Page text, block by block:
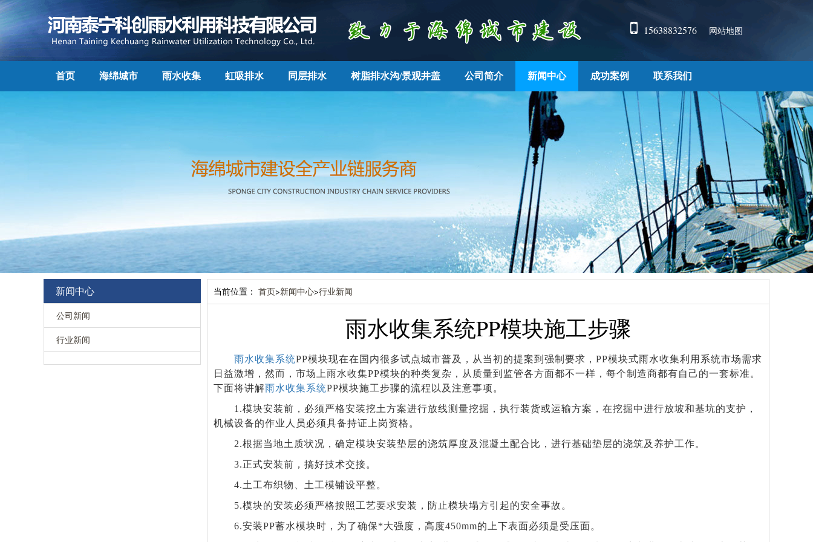
15638832576 网站地图
首页 海绵城市 雨水收集 虹吸排水 同层排水 树脂排水沟/景观井盖 公司简介 新闻中心 成功案例 联系我们
新闻中心
公司新闻
行业新闻
当前位置： 首页>新闻中心>行业新闻
雨水收集系统PP模块施工步骤
雨水收集系统PP模块现在在国内很多试点城市普及，从当初的提案到强制要求，PP模块式雨水收集利用系统市场需求
日益激增，然而，市场上雨水收集PP模块的种类复杂，从质量到监管各方面都不一样，每个制造商都有自己的一套标准。
下面将讲解雨水收集系统PP模块施工步骤的流程以及注意事项。
1.模块安装前，必须严格安装挖土方案进行放线测量挖掘，执行装货或运输方案，在挖掘中进行放坡和基坑的支护，
机械设备的作业人员必须具备持证上岗资格。
2.根据当地土质状况，确定模块安装垫层的浇筑厚度及混凝土配合比，进行基础垫层的浇筑及养护工作。
3.正式安装前，搞好技术交接。
4.土工布织物、土工模铺设平整。
5.模块的安装必须严格按照工艺要求安装，防止模块塌方引起的安全事故。
6.安装PP蓄水模块时，为了确保*大强度，高度450mm的上下表面必须是受压面。